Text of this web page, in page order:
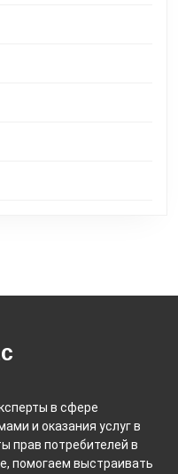
в сфере
и оказания услуг в
потребителей в
помогаем выстраивать